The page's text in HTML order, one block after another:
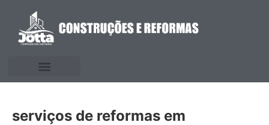
serviços de reformas em